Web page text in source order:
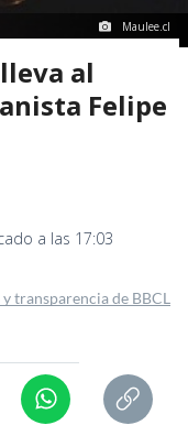
Maulee.cl
al
Felipe
a las 17:03
y transparencia de BBCL